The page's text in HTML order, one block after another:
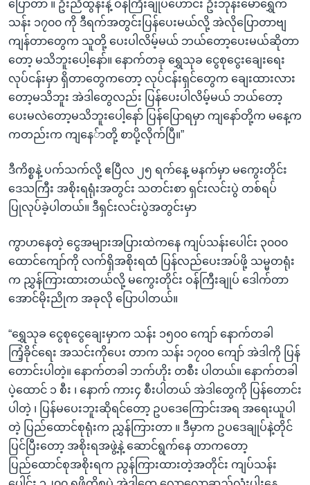
ပြောတာ ။ ဦးညီထွန်းနဲ့ ဝန်ကြီးချုပ်ဟောင်း ဦးဘုန်းမော်ရွှေက
သန်း ၁၇၀၀ ကို ဒီရက်အတွင်းပြန်ပေးမယ်လို့ အဲလိုပြောတာဗျ
ကျန်တာတွေက သူတို့ ပေးပါလိမ့်မယ် ဘယ်တော့ပေးမယ်ဆိုတာ
တော့ မသိဘူးပေါ့နော်။ နောက်တခု ရွှေသုခ ငွေစုငွေးချေးရေး
လုပ်ငန်းမှာ ရှိတာတွေကတော့ လုပ်ငန်းရှင်တွေက ချေးထားလား
တော့မသိဘူး အဲဒါတွေလည်း ပြန်ပေးပါလိမ့်မယ် ဘယ်တော့
ပေးမလဲတော့မသိဘူးပေါ့နော် ပြန်ပြောရမှာ ကျနော်တို့က မနေ့က
ကတည်းက ကျနေ်ာတို့ စာပို့လိုက်ပြီ။”
ဒီကိစ္စနဲ့ ပက်သက်လို့ ဧပြီလ ၂၅ ရက်နေ့ မနက်မှာ မကွေးတိုင်း
ဒေသကြီး အစိုးရရုံးအတွင်း သတင်းစာ ရှင်းလင်းပွဲ တစ်ရပ်
ပြုလုပ်ခဲ့ပါတယ်။ ဒီရှင်းလင်းပွဲအတွင်းမှာ
ကွာဟနေတဲ့ ငွေအများအပြားထဲကနေ ကျပ်သန်းပေါင်း ၃၀၀၀
ထောင်ကျော်ကို လက်ရှိအစိုးရထံ ပြန်လည်ပေးအပ်ဖို့ သမ္မတရုံး
က ညွှန်ကြားထားတယ်လို့ မကွေးတိုင်း ဝန်ကြီးချုပ် ဒေါက်တာ
အောင်မိုးညိုက အခုလို ပြောပါတယ်။
“ရွှေသုခ ငွေစုငွေချေးမှာက သန်း ၁၅၀၀ ကျော် နောက်တခါ
ကြံ့ခိုင်ရေး အသင်းကိုပေး တာက သန်း ၁၇၀၀ ကျော် အဲဒါကို ပြန်
တောင်းပါတဲ့။ နောက်တခါ ဘက်ဟိုး တစီး ပါတယ်။ နောက်တခါ
ပဲ့ထောင် ၁ စီး ၊ နောက် ကား၄ စီးပါတယ် အဲဒါတွေကို ပြန်တောင်း
ပါတဲ့ ၊ ပြန်မပေးဘူးဆိုရင်တော့ ဥပဒေကြောင်းအရ အရေးယူပါ
တဲ့ ပြည်ထောင်စုရုံးက ညွှန်ကြားတာ ။ ဒီမှာက ဥပဒေချုပ်နဲ့တိုင်
ပြင်ပြီးတော့ အစိုးရအဖွဲ့နဲ့ ဆောင်ရွက်နေ တာကတော့
ပြည်ထောင်စုအစိုးရက ညွန်ကြားထားတဲ့အတိုင်း ကျပ်သန်း